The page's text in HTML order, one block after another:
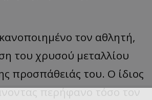
τον αθλητή,
του χρυσού μεταλλίου
προσπάθειάς του. Ο ίδιος
περήφανο τόσο τον